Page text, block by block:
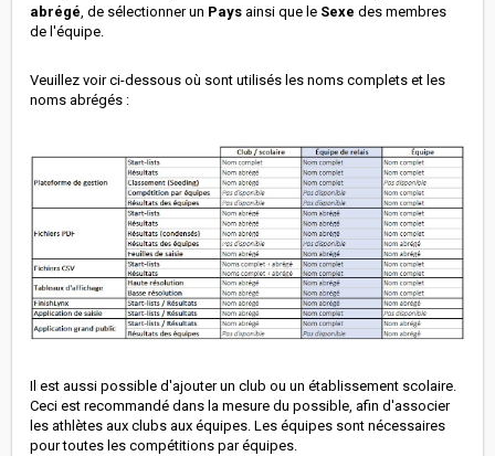
abrégé, de sélectionner un Pays ainsi que le Sexe des membres
de l'équipe.
Veuillez voir ci-dessous où sont utilisés les noms complets et les
noms abrégés :
Il est aussi possible d'ajouter un club ou un établissement scolaire.
Ceci est recommandé dans la mesure du possible, afin d'associer
les athlètes aux clubs aux équipes. Les équipes sont nécessaires
pour toutes les compétitions par équipes.